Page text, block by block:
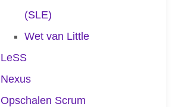
(SLE)
Wet van Little
LeSS
Nexus
Opschalen Scrum